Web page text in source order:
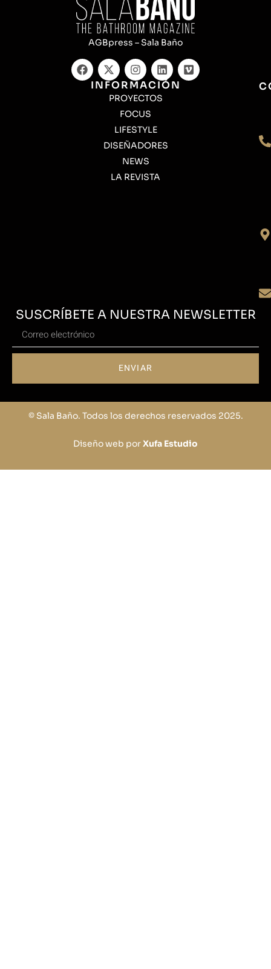
AGBpress – Sala Baño
INFORMACIÓN
PROYECTOS
FOCUS
LIFESTYLE
DISEÑADORES
NEWS
LA REVISTA
SUSCRÍBETE A NUESTRA NEWSLETTER
ENVIAR
© Sala Baño. Todos los derechos reservados 2025.
Diseño web porXufa Estudio